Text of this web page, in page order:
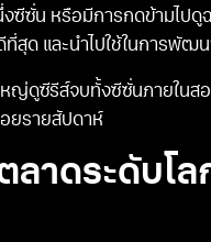
งซีซั่น หรือมีการกดข้ามไป
ที่สุด และนำไปใช้ในการพัฒ
ญ่ดูซีรีส์จบทั้งซีซั่นภายในส
ยรายสัปดาห์
ลาดระดับโล